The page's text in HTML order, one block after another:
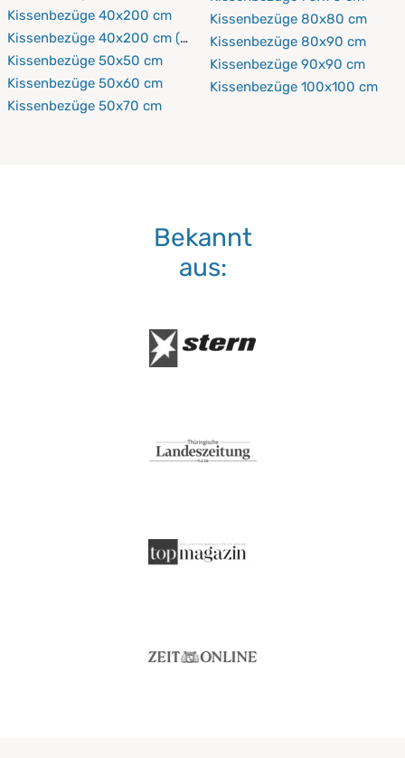
Kissenbezüge 40x200 cm
Kissenbezüge 40x200 cm (Seitenschläferkissen)
Kissenbezüge 50x50 cm
Kissenbezüge 50x60 cm
Kissenbezüge 50x70 cm
Kissenbezüge 80x80 cm
Kissenbezüge 80x90 cm
Kissenbezüge 90x90 cm
Kissenbezüge 100x100 cm
Bekannt
aus: